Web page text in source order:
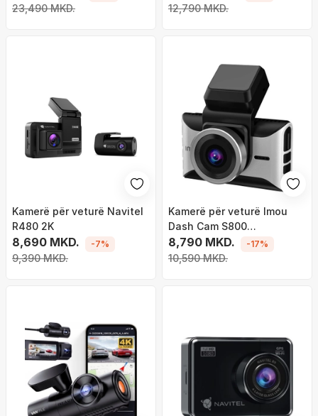
23,490 MKD. 12,790 MKD.
Kamerë për veturë Navitel
R480 2K
8,690 MKD.
9,390 MKD.
-7%
Kamerë për veturë Imou
Dash Cam S800
LC5500GWV S80, video e
qartë, e zezë
8,790 MKD.
10,590 MKD.
-17%